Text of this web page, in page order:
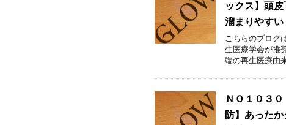
ックス】頭
溜まりやすい
こちらのブログ
生医療学会が推
端の再生医療由
ＮＯ１０３
防】あった